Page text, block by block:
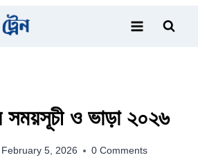
সময়সূচী ও ভাড়া ২০২৬
February 5, 2026 0 Comments